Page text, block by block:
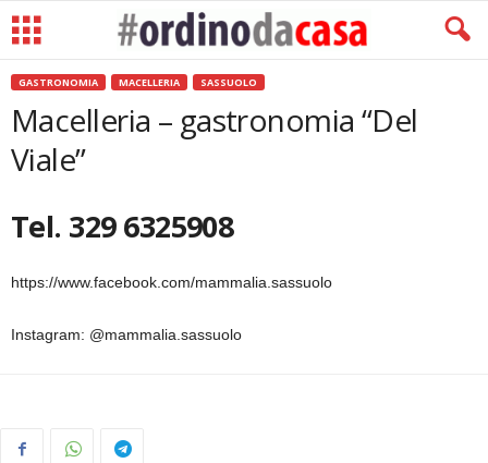
GASTRONOMIA MACELLERIA SASSUOLO
Macelleria – gastronomia “Del
Viale”
Tel. 329 6325908
https://www.facebook.com/mammalia.sassuolo
Instagram: @mammalia.sassuolo